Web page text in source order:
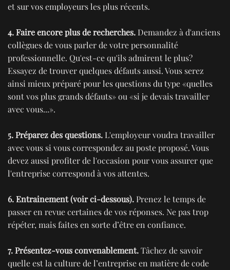
et sur vos employeurs les plus récents.
4. Faire encore plus de recherches. Demandez à d'anciens
collègues de vous parler de votre personnalité
professionnelle. Qu'est-ce qu'ils admirent le plus?
Essayez de trouver quelques défauts aussi. Vous serez
ainsi mieux préparé pour les questions du type «quelles
sont vos plus grands défauts» ou «si je devais travailler
avec vous...».
5. Préparez des questions. L'employeur voudra travailler
avec vous si vous correspondez au poste proposé. Vous
devez aussi profiter de l'occasion pour vous assurer que
l'entreprise correspond à vos attentes.
6. Entrainement (voir ci-dessous). Prenez le temps de
passer en revue certaines de vos réponses. Ne pas trop
répéter, mais faites en sorte d’être en confiance.
7. Présentez-vous convenablement.Tâchez de savoir
quelle est la culture de l’entreprise en matière de code